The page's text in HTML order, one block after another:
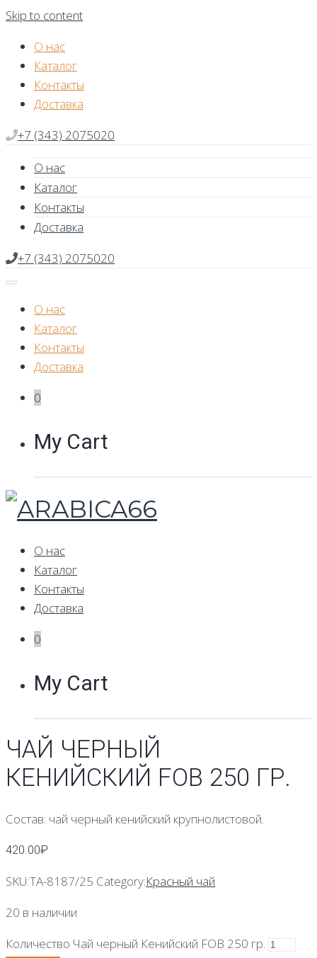
Skip to content
О нас
Каталог
Контакты
Доставка
+7 (343) 2075020
О нас
Каталог
Контакты
Доставка
+7 (343) 2075020
О нас
Каталог
Контакты
Доставка
0
My Cart
О нас
Каталог
Контакты
Доставка
0
My Cart
ЧАЙ ЧЕРНЫЙ
КЕНИЙСКИЙ FOB 250 ГР.
Состав: чай черный кенийский крупнолистовой.
420.00₽
SKU:TA-8187/25 Category:Красный чай
20 в наличии
Количество Чай черный Кенийский FOB 250 гр.